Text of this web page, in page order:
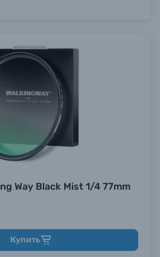
Way Black Mist 1/4 77mm
Купить